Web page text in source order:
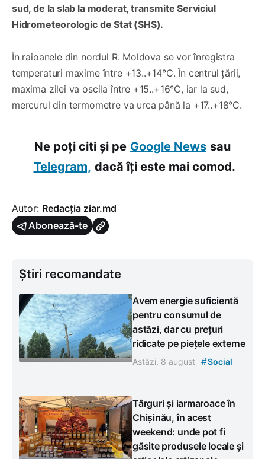
sud, de la slab la moderat, transmite Serviciul
Hidrometeorologic de Stat (SHS).
În raioanele din nordul R. Moldova se vor înregistra
temperaturi maxime între +13..+14°C. În centrul țării,
maxima zilei va oscila între +15..+16°C, iar la sud,
mercurul din termometre va urca până la +17..+18°C.
Ne poți citi și pe Google News sau
Telegram, dacă îți este mai comod.
Autor: Redacția ziar.md
Abonează-te
Știri recomandate
Avem energie suficientă
pentru consumul de
astăzi, dar cu prețuri
ridicate pe piețele externe
Astăzi, 8 august #Social
Târguri și iarmaroace în
Chișinău, în acest
weekend: unde pot fi
găsite produsele locale și